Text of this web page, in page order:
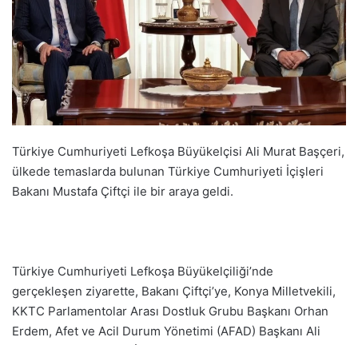
Türkiye Cumhuriyeti Lefkoşa Büyükelçisi Ali Murat Başçeri,
ülkede temaslarda bulunan Türkiye Cumhuriyeti İçişleri
Bakanı Mustafa Çiftçi ile bir araya geldi.
Türkiye Cumhuriyeti Lefkoşa Büyükelçiliği’nde
gerçekleşen ziyarette, Bakanı Çiftçi’ye, Konya Milletvekili,
KKTC Parlamentolar Arası Dostluk Grubu Başkanı Orhan
Erdem, Afet ve Acil Durum Yönetimi (AFAD) Başkanı Ali